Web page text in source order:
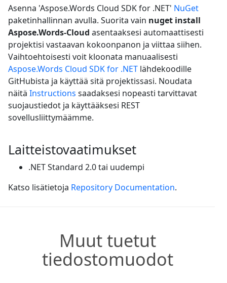
Asenna 'Aspose.Words Cloud SDK for .NET' NuGet
paketinhallinnan avulla. Suorita vain nuget install
Aspose.Words-Cloud asentaaksesi automaattisesti
projektisi vastaavan kokoonpanon ja viittaa siihen.
Vaihtoehtoisesti voit kloonata manuaalisesti
Aspose.Words Cloud SDK for .NET lähdekoodille
GitHubista ja käyttää sitä projektissasi. Noudata
näitä Instructions saadaksesi nopeasti tarvittavat
suojaustiedot ja käyttääksesi REST
sovellusliittymäämme.
Laitteistovaatimukset
.NET Standard 2.0 tai uudempi
Katso lisätietoja Repository Documentation.
Muut tuetut
tiedostomuodot